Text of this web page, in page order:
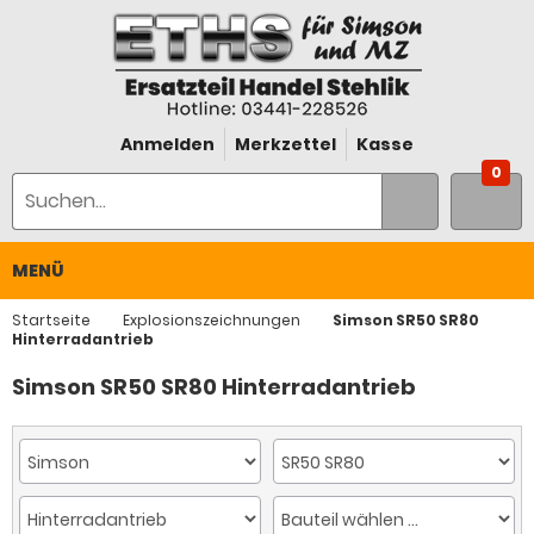
Anmelden Merkzettel Kasse
0
MENÜ
Startseite Explosionszeichnungen
Simson SR50 SR80
Hinterradantrieb
Simson SR50 SR80 Hinterradantrieb